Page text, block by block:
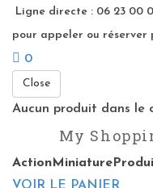
Ligne directe : 06 23 00
pour appeler ou réserver
0
Close
Aucun produit dans le
My
ActionMiniature